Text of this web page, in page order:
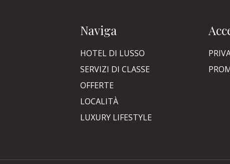
Naviga
HOTEL DI LUSSO
SERVIZI DI CLASSE
OFFERTE
LOCALITÀ
LUXURY LIFESTYLE